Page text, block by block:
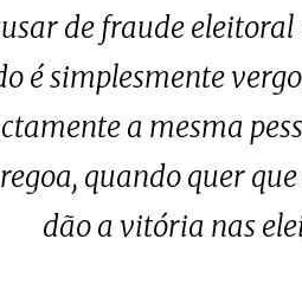
de fraude
é simplesmente
a mesma
quando quer
dão a vitória nas